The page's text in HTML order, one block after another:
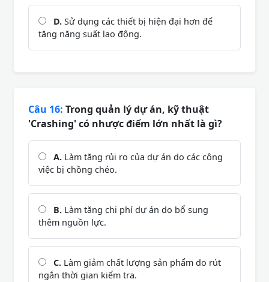
D. Sử dụng các thiết bị hiện đại hơn để
tăng năng suất lao động.
Câu 16: Trong quản lý dự án, kỹ thuật
'Crashing' có nhược điểm lớn nhất là gì?
A. Làm tăng rủi ro của dự án do các công
việc bị chồng chéo.
B. Làm tăng chi phí dự án do bổ sung
thêm nguồn lực.
C. Làm giảm chất lượng sản phẩm do rút
ngắn thời gian kiểm tra.